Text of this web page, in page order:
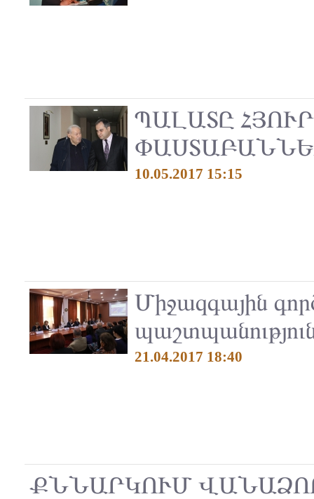
ՊԱԼԱՏԸ
10.05.2017 15:15
Միջազգային
21.04.2017 18:40
ՔՆՆԱՐԿՈՒՄ